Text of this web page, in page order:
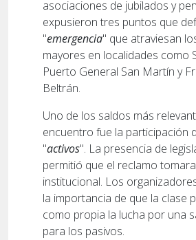
asociaciones de jubilados y
expusieron tres puntos que
"emergencia" que atraviesan
mayores en localidades como
Puerto General San Martín y
Beltrán.
Uno de los saldos más
encuentro fue la participación
"activos". La presencia de
permitió que el reclamo
institucional. Los
la importancia de que la clase
como propia la lucha por una
para los pasivos.